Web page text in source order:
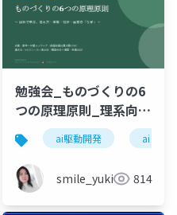
claudecode coderabbit
勉強会_ものづくりの6
つの原理原則_理系向け
6時間_2026_05_24_
石黒友季子
ai駆動開発 ai
smile_yukiko_it814